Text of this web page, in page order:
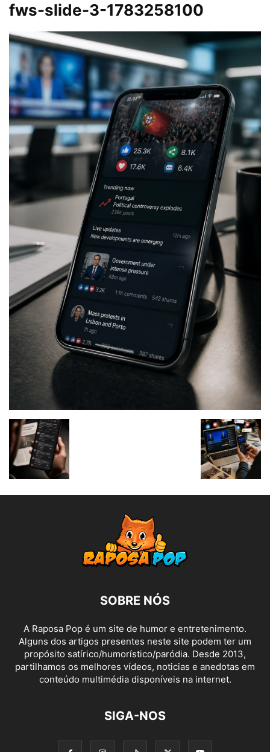
fws-slide-3-1783258100
SOBRE NÓS
A Raposa Pop é um site de humor e entretenimento.
Alguns dos artigos presentes neste site podem ter um
propósito satírico/humorístico/paródia. Desde 2013,
partilhamos os melhores vídeos, noticias e anedotas em
conteúdo multimédia disponíveis na internet.
SIGA-NOS